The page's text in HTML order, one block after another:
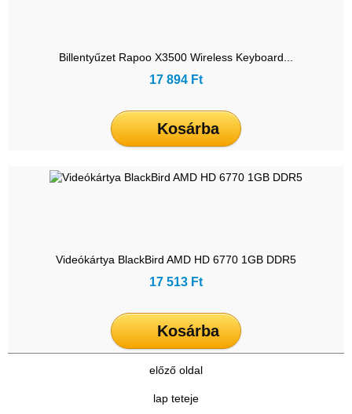
Billentyűzet Rapoo X3500 Wireless Keyboard...
17 894 Ft
Kosárba
Videókártya BlackBird AMD HD 6770 1GB DDR5
17 513 Ft
Kosárba
előző oldal
lap teteje